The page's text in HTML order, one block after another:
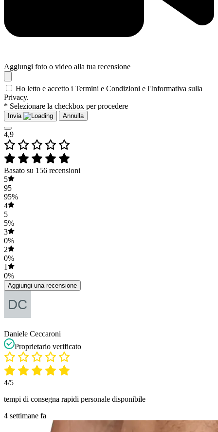
Aggiungi foto o video alla tua recensione
Ho letto e accetto i Termini e Condizioni e l'Informativa sulla
Privacy.
* Selezionare la checkbox per procedere
Invia Annulla
4,9
Basato su 156 recensioni
5
95
95%
4
5
5%
3
0%
2
0%
1
0%
Aggiungi una recensione
Daniele Ceccaroni
Proprietario verificato
4/5
tempi di consegna rapidi personale disponibile
4 settimane fa